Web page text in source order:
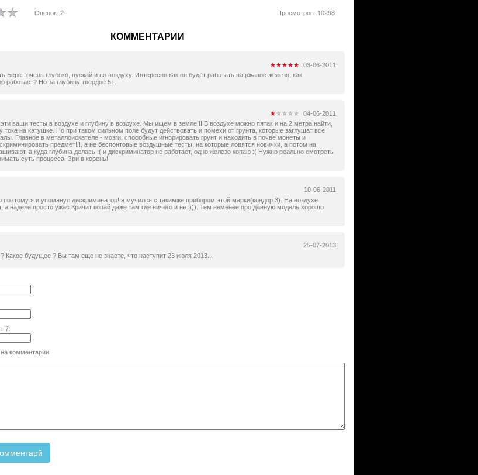
Оценок: 2 Просмотров: 10298
КОММЕНТАРИИ
03-06-2011
Берет очень глубоко, пускай и по воздуху. Интересно как он будет работать на ржавое железо, как
работает? Но за глубину твердое 5+.
04-06-2011
ваши тесты в воздухе и глубину в воздухе. Мы ищем в земле!!! В воздухе можно пятак и на 2 метра найти,
тока на катушке. Но при таком сильном поле будут действовать и помехи от грунта, которые заглушат все
Главное в металлоискателе - мозги, способные игнорировать грунт и находить в почве монеты и
предмет!!!, а не беспонтовые воздушные тесты, на которые ловятся новички, а потом на
а куда глубина делась :( и дискриминатор не работает, одно железо копаю :( Нужно реально смотреть
суть процесса. Зри в корень!
10-06-2011
я и упомянул дискриминатор! я мучился с такимже прибором этой марки(кондор 3). На воздухе
а наделе просто ужас Кричит копай даже там где ничего и нет))). Тем неменее про данную модель хорошо
25-07-2013
Какое будущее ? Вы там еще не знаете, что наступит 23 июля 2013...
7:
комментарии